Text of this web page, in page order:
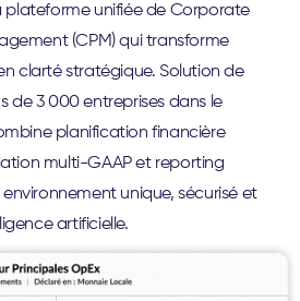
plateforme unifiée de Corporate
(CPM) qui transforme
clarté stratégique. Solution de
de 3 000 entreprises dans le
planification financière
multi-GAAP et reporting
unique, sécurisé et
artificielle.